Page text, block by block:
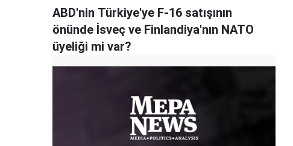
ABD'nin Türkiye'ye F-16 satışının
önünde İsveç ve Finlandiya'nın NATO
üyeliği mi var?